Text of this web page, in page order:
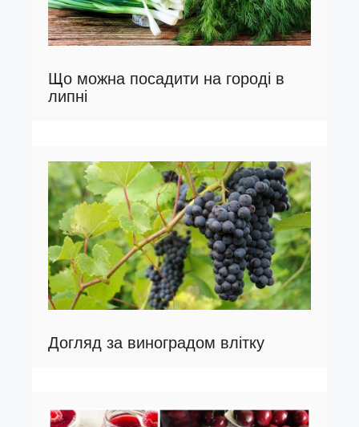
Що можна посадити на городі в
липні
Догляд за виноградом влітку